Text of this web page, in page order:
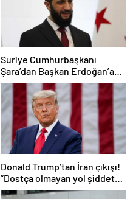
Suriye Cumhurbaşkanı
Şara’dan Başkan Erdoğan’a
teşekkür
Donald Trump’tan İran çıkışı!
“Dostça olmayan yol şiddet
içeriyor ve ben bunu